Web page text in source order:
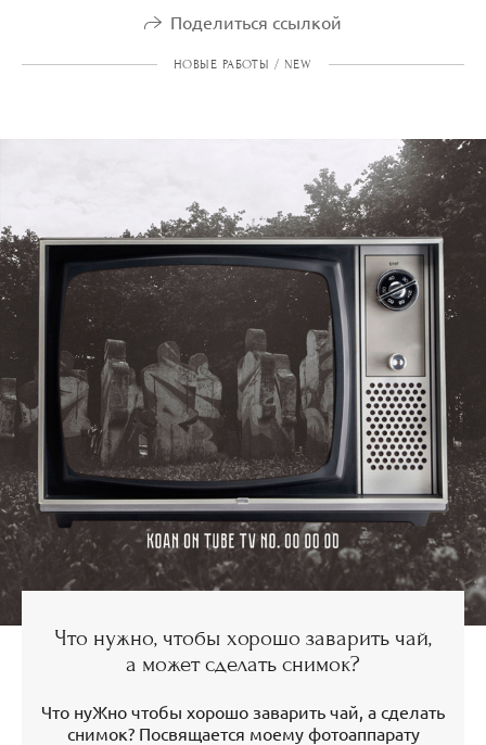
Поделиться ссылкой
НОВЫЕ РАБОТЫ / NEW
Что нужно, чтобы хорошо заварить чай,
а может сделать снимок?
Что нуЖно чтобы хорошо заварить чай, а сделать
снимок? Посвящается моему фотоаппарату